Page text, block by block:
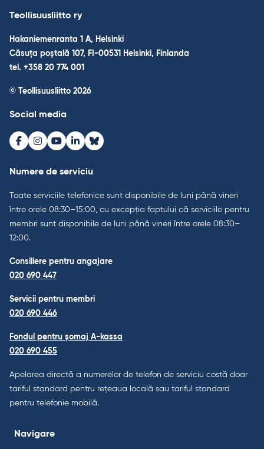
Teollisuusliitto ry
Hakaniemenranta 1 A, Helsinki
Căsuța poștală 107, FI-00531 Helsinki, Finlanda
tel. +358 20 774 001
© Teollisuusliitto 2026
Social media
Facebook
Instagram
Youtube
LinkedInBluesky
Numere de serviciu
Toate serviciile telefonice sunt disponibile de luni până vineri
între orele 08:30–15:00, cu excepția faptului că serviciile pentru
membri sunt disponibile de luni până vineri între orele 08:30–
12:00.
Consiliere pentru angajare
020 690 447
Servicii pentru membri
020 690 446
Fondul pentru șomaj A-kassa
020 690 455
Apelarea directă a numerelor de telefon de serviciu costă doar
tariful standard pentru rețeaua locală sau tariful standard
pentru telefonie mobilă.
Navigare